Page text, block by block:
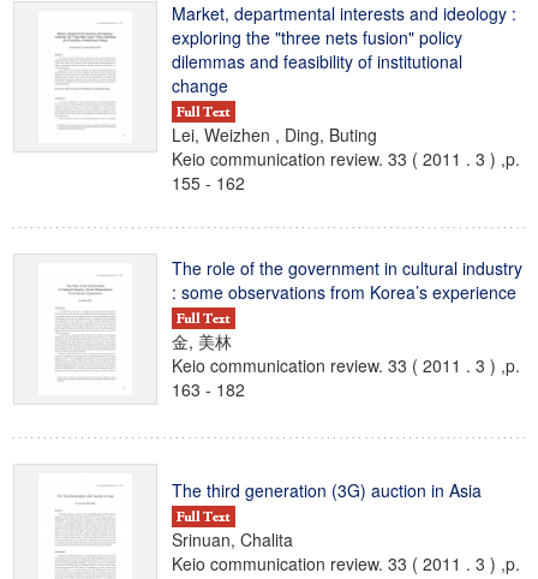
Market, departmental interests and ideology :
exploring the "three nets fusion" policy
dilemmas and feasibility of institutional
change
Lei, Weizhen , Ding, Buting
Keio communication review. 33 ( 2011 . 3 ) ,p.
155 - 162
The role of the government in cultural industry
: some observations from Korea’s experience
金, 美林
Keio communication review. 33 ( 2011 . 3 ) ,p.
163 - 182
The third generation (3G) auction in Asia
Srinuan, Chalita
Keio communication review. 33 ( 2011 . 3 ) ,p.